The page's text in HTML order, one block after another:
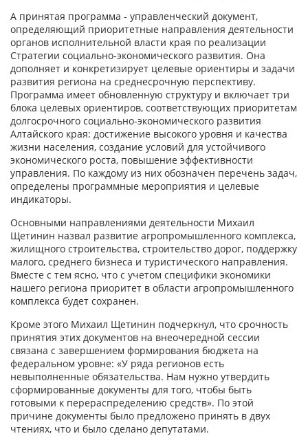
А принятая программа - управленческий документ,
определяющий приоритетные направления деятельности
органов исполнительной власти края по реализации
Стратегии социально-экономического развития. Она
дополняет и конкретизирует целевые ориентиры и задачи
развития региона на среднесрочную перспективу.
Программа имеет обновленную структуру и включает три
блока целевых ориентиров, соответствующих приоритетам
долгосрочного социально-экономического развития
Алтайского края: достижение высокого уровня и качества
жизни населения, создание условий для устойчивого
экономического роста, повышение эффективности
управления. По каждому из них обозначен перечень задач,
определены программные мероприятия и целевые
индикаторы.
Основными направлениями деятельности Михаил
Щетинин назвал развитие агропромышленного комплекса,
жилищного строительства, строительство дорог, поддержку
малого, среднего бизнеса и туристического направления.
Вместе с тем ясно, что с учетом специфики экономики
нашего региона приоритет в области агропромышленного
комплекса будет сохранен.
Кроме этого Михаил Щетинин подчеркнул, что срочность
принятия этих документов на внеочередной сессии
связана с завершением формирования бюджета на
федеральном уровне: «У ряда регионов есть
невыполненные обязательства. Нам нужно утвердить
сформированные документы для того, чтобы быть
готовыми к перераспределению средств». По этой
причине документы было предложено принять в двух
чтениях, что и было сделано депутатами.